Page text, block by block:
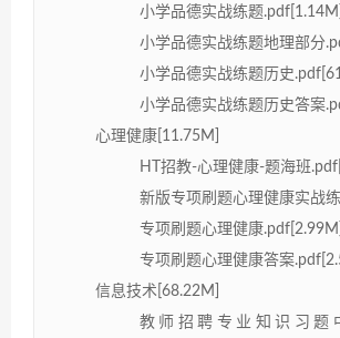
小学品德实战练题.pdf[1.14M]
小学品德实战练题地理部分
小学品德实战练题历史
小学品德实战练题历史答案
心理健康[11.75M]
HT招教-心理健康-题海班
新版专项刷题心理健康实战
专项刷题心理健康.pdf[2.99M]
专项刷题心理健康答案
信息技术[68.22M]
教师招聘专业知识习题